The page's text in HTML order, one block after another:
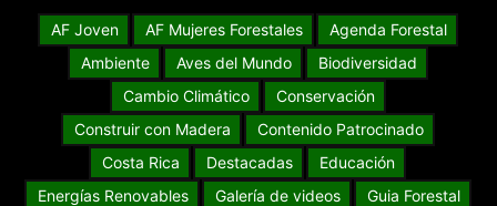
AF Joven AF Mujeres Forestales
Agenda Forestal
Ambiente
Aves del Mundo
Biodiversidad
Cambio Climático
Conservación
Construir con Madera
Contenido Patrocinado
Costa Rica
Destacadas
Educación
Energías Renovables
Galería de videos
Guia Forestal